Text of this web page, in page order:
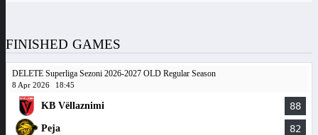
FINISHED GAMES
DELETE Superliga Sezoni 2026-2027 OLD Regular Season
8 Apr 2026 18:45
KB Vëllaznimi 88
Peja 82